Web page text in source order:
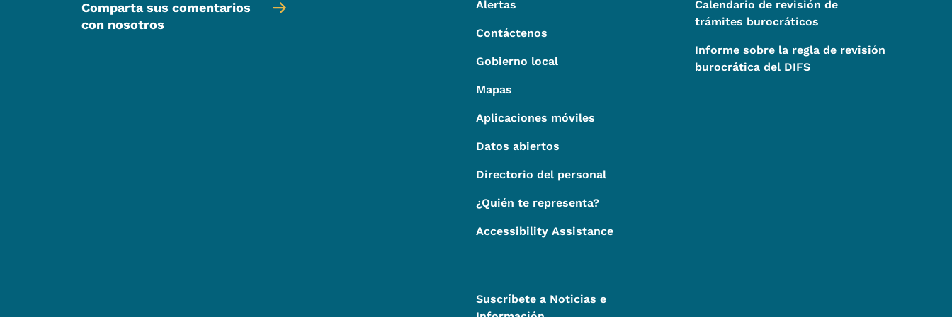
Comparta sus comentarios
con nosotros
Alertas
Contáctenos
Gobierno local
Mapas
Aplicaciones móviles
Datos abiertos
Directorio del personal
¿Quién te representa?
Accessibility Assistance
Calendario de revisión de
trámites burocráticos
Informe sobre la regla de revisión
burocrática del DIFS
Suscríbete a Noticias e